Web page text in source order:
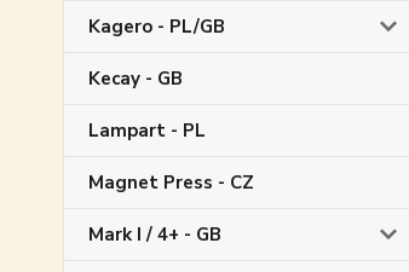
Kagero - PL/GB
Kecay - GB
Lampart - PL
Magnet Press - CZ
Mark I / 4+ - GB